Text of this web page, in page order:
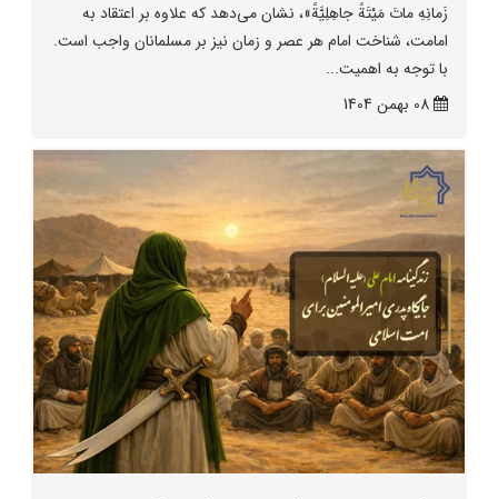
زَمانِهِ ماتَ مَیْتَةً جاهِلِیَّةً»، نشان می‌دهد که علاوه بر اعتقاد به
امامت، شناخت امام هر عصر و زمان نیز بر مسلمانان واجب است.
با توجه به اهمیت...